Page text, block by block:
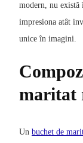
modern, nu există
impresiona atât
unice în imagini.
maritat
Un buchet de